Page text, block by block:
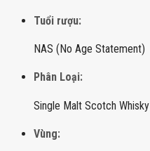
Tuổi rượu:
NAS (No Age Statement)
Phân Loại:
Single Malt Scotch Whisky
Vùng: